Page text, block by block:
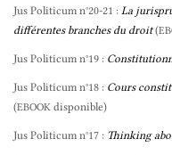
Jus Politicum n°20-21 : La
différentes branches du droit (
Jus Politicum n°19 :
Jus Politicum n°18 : Cours
(EBOOK disponible)
Jus Politicum n°17 : Thinking